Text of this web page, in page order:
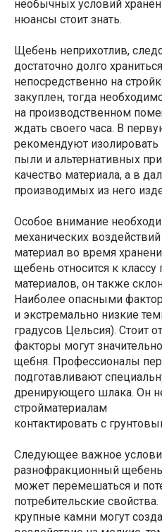
необычных условий
нюансы стоит знать.
Щебень неприхотлив,
достаточно долго
непосредственно на
закуплен, тогда
на производственном
ждать своего часа. В
рекомендуют
пыли и альтернативных
качество материала, а в
производимых из него
Особое внимание
механических
материал во время
щебень относится к
материалов, он также
Наиболее опасными
и экстремально низкие
градусов Цельсия). Стоит
факторы могут
щебня. Профессионалы
подготавливают
дренирующего шлака. Он
стройматериалам
контактировать с
Следующее важное
разнофракционный щебень
может перемешаться и
потребительские
крупные камни могут